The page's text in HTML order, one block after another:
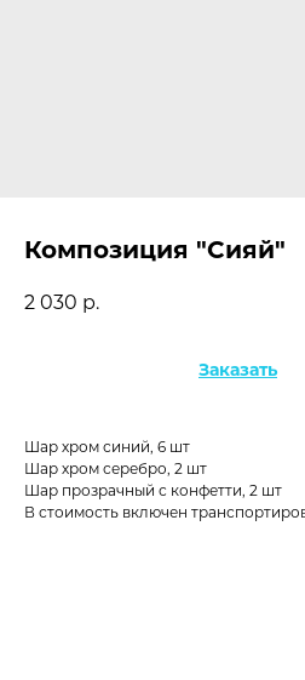
Композиция "Сияй"
2 030 р.
Заказать
Шар хром синий, 6 шт
Шар хром серебро, 2 шт
Шар прозрачный с конфетти, 2 шт
В стоимость включен